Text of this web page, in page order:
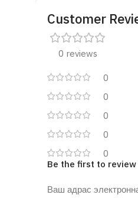
Customer
0 reviews
0
0
0
0
0
Be the first to review
Ваш адрас